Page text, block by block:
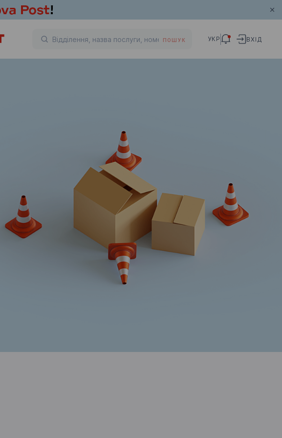
ПОШУК УКР ВХІД